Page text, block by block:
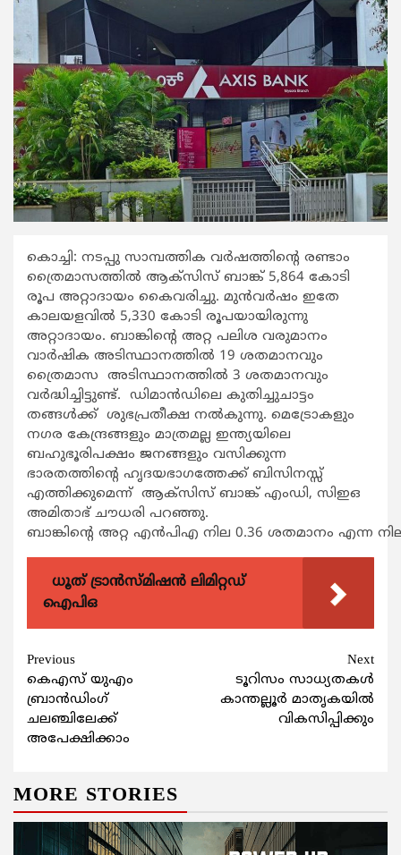
കൊച്ചി: നടപ്പു സാമ്പത്തിക വര്‍ഷത്തിന്‍റെ രണ്ടാം
ത്രൈമാസത്തില്‍ ആക്സിസ് ബാങ്ക് 5,864 കോടി
രൂപ അറ്റാദായം കൈവരിച്ചു. മുന്‍വര്‍ഷം ഇതേ
കാലയളവില്‍ 5,330 കോടി രൂപയായിരുന്നു
അറ്റാദായം. ബാങ്കിന്‍റെ അറ്റ പലിശ വരുമാനം
വാര്‍ഷിക അടിസ്ഥാനത്തില്‍ 19 ശതമാനവും
ത്രൈമാസ അടിസ്ഥാനത്തില്‍ 3 ശതമാനവും
വര്‍ദ്ധിച്ചിട്ടുണ്ട്. ഡിമാന്‍ഡിലെ കുതിച്ചുചാട്ടം
തങ്ങള്‍ക്ക് ശുഭപ്രതീക്ഷ നല്‍കുന്നു. മെട്രോകളും
നഗര കേന്ദ്രങ്ങളും മാത്രമല്ല ഇന്ത്യയിലെ
ബഹുഭൂരിപക്ഷം ജനങ്ങളും വസിക്കുന്ന
ഭാരതത്തിന്‍റെ ഹൃദയഭാഗത്തേക്ക് ബിസിനസ്സ്
എത്തിക്കുമെന്ന് ആക്സിസ് ബാങ്ക് എംഡി, സിഇഒ
അമിതാഭ് ചൗധരി പറഞ്ഞു.
ബാങ്കിന്‍റെ അറ്റ എന്‍പിഎ നില 0.36 ശതമാനം
ധൂത് ട്രാൻസ്മിഷൻ ലിമിറ്റഡ്
ഐപിഒ
Continue
Reading
Previous
കെഎസ് യുഎം
ബ്രാന്‍ഡിംഗ്
ചലഞ്ചിലേക്ക്
അപേക്ഷിക്കാം
Next
ടൂറിസം സാധ്യതകള്‍
കാന്തല്ലൂര്‍ മാതൃകയില്‍
വികസിപ്പിക്കും
MORE STORIES